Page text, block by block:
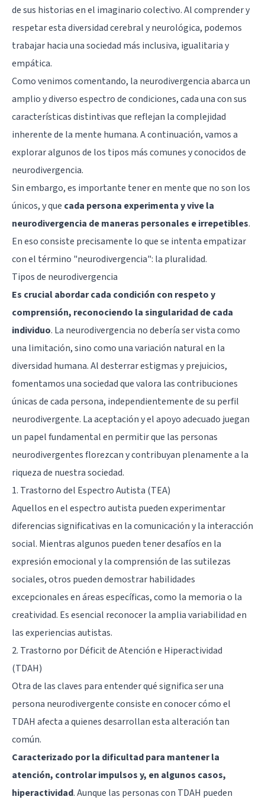
de sus historias en el imaginario colectivo. Al comprender y
respetar esta diversidad cerebral y neurológica, podemos
trabajar hacia una sociedad más inclusiva, igualitaria y
empática.
Como venimos comentando, la neurodivergencia abarca un
amplio y diverso espectro de condiciones, cada una con sus
características distintivas que reflejan la complejidad
inherente de la mente humana. A continuación, vamos a
explorar algunos de los tipos más comunes y conocidos de
neurodivergencia.
Sin embargo, es importante tener en mente que no son los
únicos, y que cada persona experimenta y vive la
neurodivergencia de maneras personales e irrepetibles.
En eso consiste precisamente lo que se intenta empatizar
con el término "neurodivergencia": la pluralidad.
Tipos de neurodivergencia
Es crucial abordar cada condición con respeto y
comprensión, reconociendo la singularidad de cada
individuo. La neurodivergencia no debería ser vista como
una limitación, sino como una variación natural en la
diversidad humana. Al desterrar estigmas y prejuicios,
fomentamos una sociedad que valora las contribuciones
únicas de cada persona, independientemente de su perfil
neurodivergente. La aceptación y el apoyo adecuado juegan
un papel fundamental en permitir que las personas
neurodivergentes florezcan y contribuyan plenamente a la
riqueza de nuestra sociedad.
1. Trastorno del Espectro Autista (TEA)
Aquellos en elespectro autista pueden experimentar
diferencias significativas en la comunicación y la interacción
social. Mientras algunos pueden tener desafíos en la
expresión emocional y la comprensión de las sutilezas
sociales, otros pueden demostrar habilidades
excepcionales en áreas específicas, como la memoria o la
creatividad. Es esencial reconocer la amplia variabilidad en
las experiencias autistas.
2. Trastorno por Déficit de Atención e Hiperactividad
(TDAH)
Otra de las claves para entender qué significa ser una
persona neurodivergente consiste en conocer cómo el
TDAH afecta a quienes desarrollan esta alteración tan
común.
Caracterizado por la dificultad para mantener la
atención, controlar impulsos y, en algunos casos,
hiperactividad. Aunque las personas con TDAH pueden